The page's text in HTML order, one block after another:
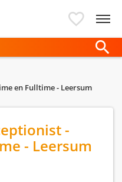
en Fulltime - Leersum
-
- Leersum